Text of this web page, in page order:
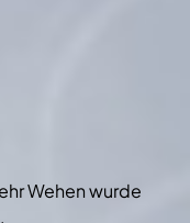
Wehen wurde